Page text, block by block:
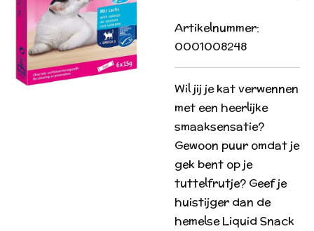
Artikelnummer:
0001008248
Wil jij je kat verwennen
met een heerlijke
smaaksensatie?
Gewoon puur omdat je
gek bent op je
tuttelfrutje? Geef je
huistijger dan de
hemelse Liquid Snack